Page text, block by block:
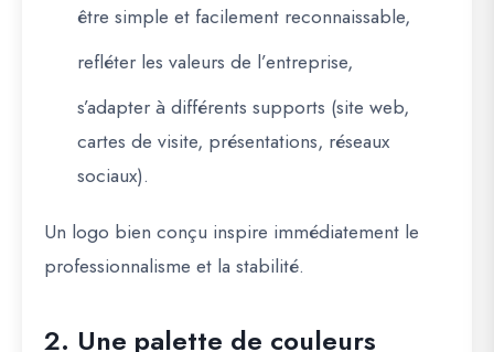
être simple et facilement reconnaissable,
refléter les valeurs de l’entreprise,
s’adapter à différents supports (site web,
cartes de visite, présentations, réseaux
sociaux).
Un logo bien conçu inspire immédiatement le
professionnalisme et la stabilité.
2. Une palette de couleurs